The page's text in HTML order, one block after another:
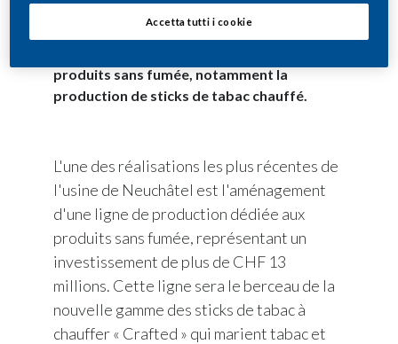
démarquer par ses avancées et ses
produits sans fumée, notamment la
production de sticks de tabac chauffé.
L'une des réalisations les plus récentes de
l'usine de Neuchâtel est l'aménagement
d'une ligne de production dédiée aux
produits sans fumée, représentant un
investissement de plus de CHF 13
millions. Cette ligne sera le berceau de la
nouvelle gamme des sticks de tabac à
chauffer « Crafted » qui marient tabac et
Accetta tutti i cookie